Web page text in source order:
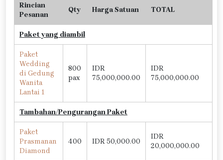
Rincian
Pesanan
Qty Harga Satuan TOTAL
Paket yang diambil
Paket
Wedding
di Gedung
Wanita
Lantai 1
800
pax
IDR
75,000,000.00
IDR
75,000,000.00
Tambahan/Pengurangan Paket
Paket
Prasmanan
Diamond
400 IDR 50,000.00
IDR
20,000,000.00